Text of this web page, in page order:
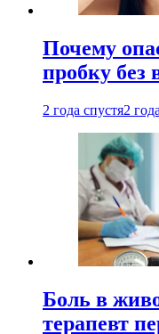
Почему
пробку без
2 года спустя2
Боль в
терапевт